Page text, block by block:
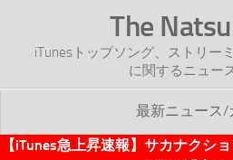
The
iTunesトップソング、ストリー
に関するニュー
最新ニュー
TOP
【iTunes急上昇速報】サカナクシ